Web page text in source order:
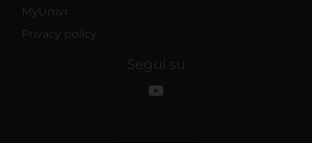
MyUnivr
Privacy policy
Segui su